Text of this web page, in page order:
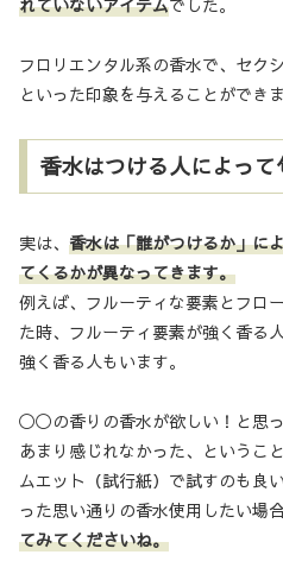
フロリエンタル系の香水で、セク
といった印象を与えることができま
香水はつける人によっ
実は、 香水は「誰がつけるか」に
てくるかが異なってきます。
例えば、フルーティな要素とフロ
た時、フルーティ要素が強く香る
強く香る人もいます。
◯◯の香りの香水が欲しい！と思
あまり感じれなかった、ということ
ムエット（試行紙）で試すのも良
った思い通りの香水使用したい場合
てみてくださいね。